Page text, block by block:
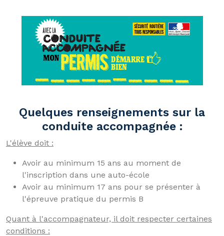
Quelques renseignements sur la
conduite accompagnée :
L'élève doit :
Avoir au minimum 15 ans au moment de
l'inscription dans une auto-école
Avoir au minimum 17 ans pour se présenter à
l'épreuve pratique du permis B
Quant à l'accompagnateur, il doit respecter certaines
conditions :